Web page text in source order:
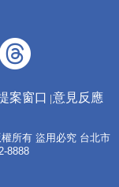
案窗口 意見反應
所有 盜用必究 台北市
8888